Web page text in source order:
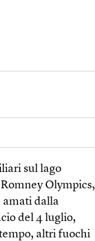
sul lago
Olympics,
amati dalla
del 4 luglio,
altri fuochi